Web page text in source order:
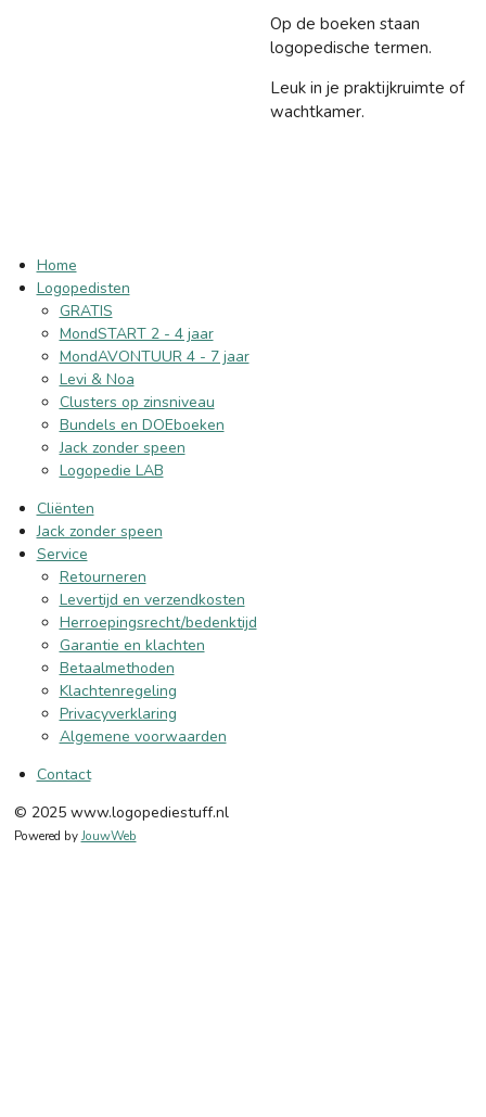
Op de boeken staan
logopedische termen.
Leuk in je praktijkruimte of
wachtkamer.
Home
Logopedisten
GRATIS
MondSTART 2 - 4 jaar
MondAVONTUUR 4 - 7 jaar
Levi & Noa
Clusters op zinsniveau
Bundels en DOEboeken
Jack zonder speen
Logopedie LAB
Cliënten
Jack zonder speen
Service
Retourneren
Levertijd en verzendkosten
Herroepingsrecht/bedenktijd
Garantie en klachten
Betaalmethoden
Klachtenregeling
Privacyverklaring
Algemene voorwaarden
Contact
© 2025 www.logopediestuff.nl
Powered byJouwWeb